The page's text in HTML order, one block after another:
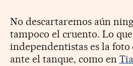
No descartaremos aún
tampoco el cruento. Lo
independentistas es la
ante el tanque, como en